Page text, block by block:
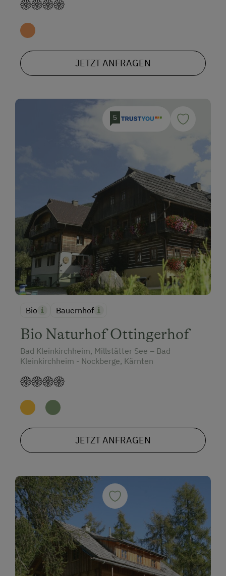
JETZT ANFRAGEN
5
Bio Bauernhof
Bio Naturhof Ottingerhof
Bad Kleinkirchheim, Millstätter See – Bad
Kleinkirchheim - Nockberge, Kärnten
JETZT ANFRAGEN